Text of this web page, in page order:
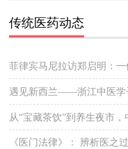
传统医药动态
菲律宾马尼拉访郑启明：
遇见新西兰——浙江中医学
从“宝藏茶饮”到养生夜市
《医门法律》： 辨析医之